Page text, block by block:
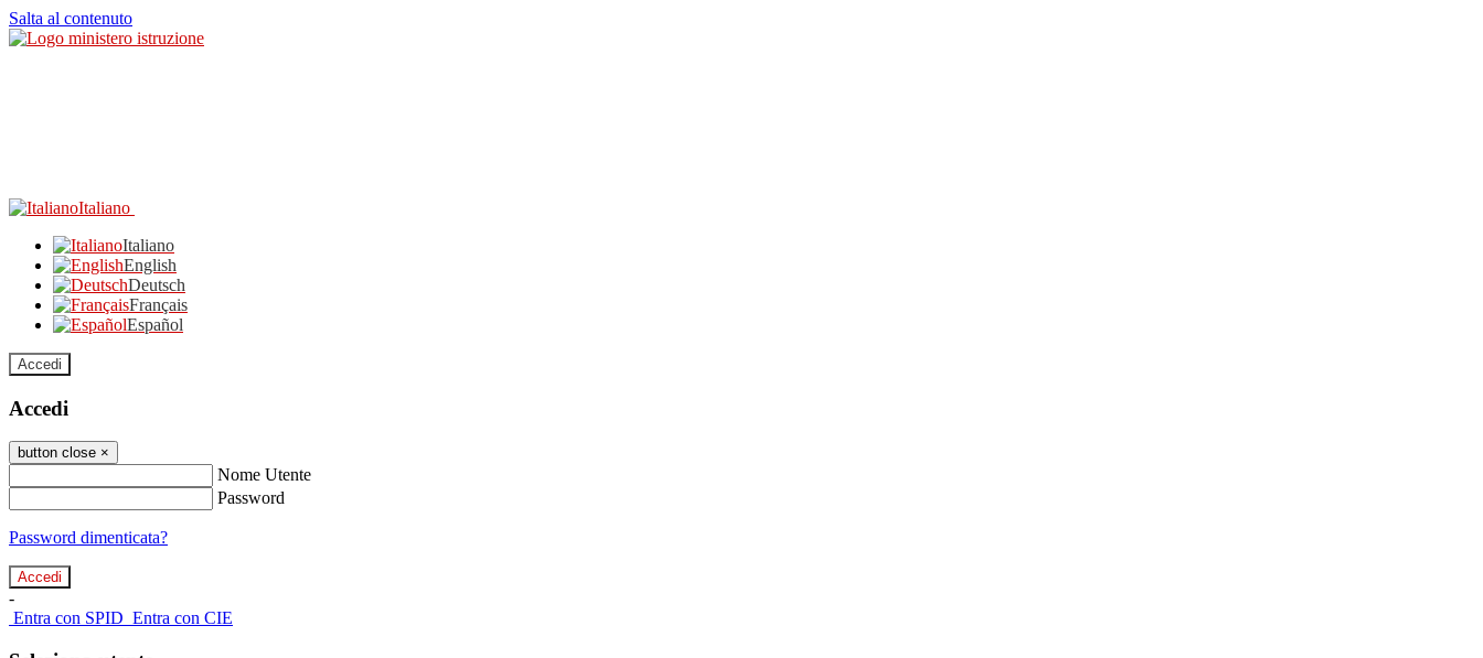
Salta al contenuto
Italiano
Italiano
English
Deutsch
Français
Español
Accedi
Accedi
button close ×
Nome Utente
Password
Password dimenticata?
-
Entra con SPID Entra con CIE